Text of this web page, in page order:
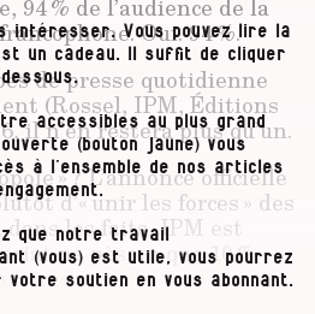
94 % de l’audience de la
Oui. 94 %.
de presse quotidienne
(Rossel, IPM, Éditions
il n’en restera plus qu’un.
» ? L’annonce officielle
d’« unir les forces » des
dans les faits, IPM est
ne pèsera que 10 %
intéresser. Vous pouvez lire la
un cadeau. Il suffit de cliquer
accessibles au plus grand
(bouton jaune) vous
à l’ensemble de nos articles
que notre travail
(vous) est utile, vous pourrez
soutien en vous abonnant.